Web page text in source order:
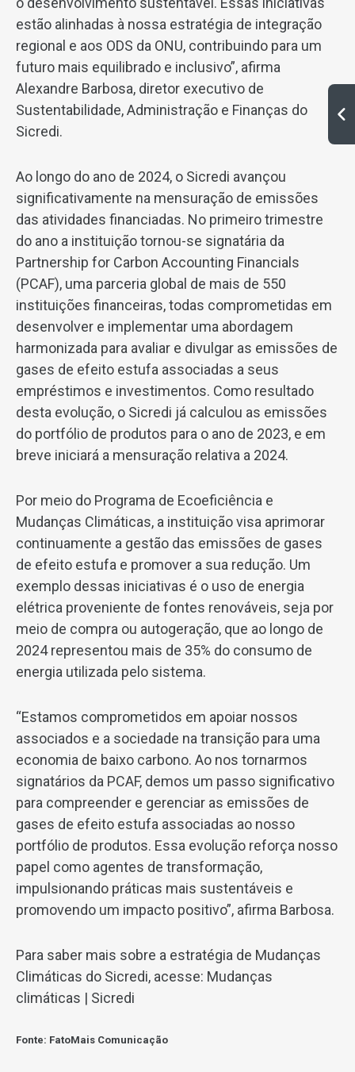
estão alinhadas à nossa estratégia de integração
regional e aos ODS da ONU, contribuindo para um
futuro mais equilibrado e inclusivo”, afirma
Alexandre Barbosa, diretor executivo de
Sustentabilidade, Administração e Finanças do
Sicredi.
Ao longo do ano de 2024, o Sicredi avançou
significativamente na mensuração de emissões
das atividades financiadas. No primeiro trimestre
do ano a instituição tornou-se signatária da
Partnership for Carbon Accounting Financials
(PCAF), uma parceria global de mais de 550
instituições financeiras, todas comprometidas em
desenvolver e implementar uma abordagem
harmonizada para avaliar e divulgar as emissões de
gases de efeito estufa associadas a seus
empréstimos e investimentos. Como resultado
desta evolução, o Sicredi já calculou as emissões
do portfólio de produtos para o ano de 2023, e em
breve iniciará a mensuração relativa a 2024.
Por meio do Programa de Ecoeficiência e
Mudanças Climáticas, a instituição visa aprimorar
continuamente a gestão das emissões de gases
de efeito estufa e promover a sua redução. Um
exemplo dessas iniciativas é o uso de energia
elétrica proveniente de fontes renováveis, seja por
meio de compra ou autogeração, que ao longo de
2024 representou mais de 35% do consumo de
energia utilizada pelo sistema.
“Estamos comprometidos em apoiar nossos
associados e a sociedade na transição para uma
economia de baixo carbono. Ao nos tornarmos
signatários da PCAF, demos um passo significativo
para compreender e gerenciar as emissões de
gases de efeito estufa associadas ao nosso
portfólio de produtos. Essa evolução reforça nosso
papel como agentes de transformação,
impulsionando práticas mais sustentáveis e
promovendo um impacto positivo”, afirma Barbosa.
Para saber mais sobre a estratégia de Mudanças
Climáticas do Sicredi, acesse: Mudanças
climáticas | Sicredi
Fonte: FatoMais Comunicação